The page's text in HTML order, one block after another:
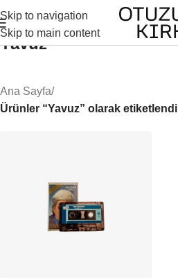
Skip to navigation
Skip to main content
Yavuz
Ana Sayfa/
Ürünler “Yavuz” olarak etiketlendi